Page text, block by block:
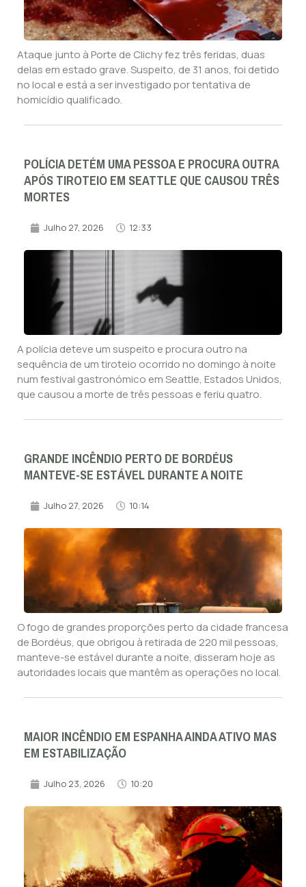
Ataque junto à Porte de Clichy fez três feridas, duas
delas em estado grave. Suspeito, de 31 anos, foi detido
no local e está a ser investigado por tentativa de
homicídio qualificado.
POLÍCIA DETÉM UMA PESSOA E PROCURA OUTRA
APÓS TIROTEIO EM SEATTLE QUE CAUSOU TRÊS
MORTES
Julho 27, 2026 12:33
A polícia deteve um suspeito e procura outro na
sequência de um tiroteio ocorrido no domingo à noite
num festival gastronómico em Seattle, Estados Unidos,
que causou a morte de três pessoas e feriu quatro.
GRANDE INCÊNDIO PERTO DE BORDÉUS
MANTEVE-SE ESTÁVEL DURANTE A NOITE
Julho 27, 2026 10:14
O fogo de grandes proporções perto da cidade francesa
de Bordéus, que obrigou à retirada de 220 mil pessoas,
manteve-se estável durante a noite, disseram hoje as
autoridades locais que mantêm as operações no local.
MAIOR INCÊNDIO EM ESPANHA AINDA ATIVO MAS
EM ESTABILIZAÇÃO
Julho 23, 2026 10:20